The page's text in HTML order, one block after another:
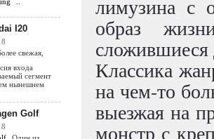
I20
свежая,
входа
сегмент
нынешнем
Golf
лимузина с
образ
сложившиеся
Классика
на чем-то
выезжая на
монстр с